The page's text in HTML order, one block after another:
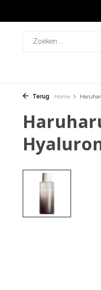
Terug Home